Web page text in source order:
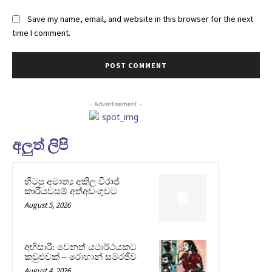
Save my name, email, and website in this browser for the next
time I comment.
- Advertisement -
අලුත් ලිපි
හිටපු අමාත්‍ය අකිල විරාජ්
කාරියවසම් අත්අඩංගුවට
August 5, 2026
අභිසාරී: වෙනත් යථාර්ථයකට
කවුළුවක් – රොහාන් සමරජීව